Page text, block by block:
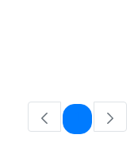
Pagina